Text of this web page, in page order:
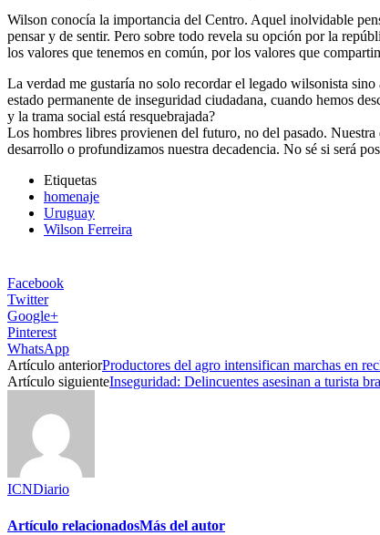
Wilson conocía la importancia del Centro. Aquel inolvidable
pensar y de sentir. Pero sobre todo revela su opción por la
los valores que tenemos en común, por los valores que
La verdad me gustaría no solo recordar el legado wilsonista
estado permanente de inseguridad ciudadana, cuando hemos
y la trama social está resquebrajada?
Los hombres libres provienen del futuro, no del pasado.
desarrollo o profundizamos nuestra decadencia. No sé si será
Etiquetas
homenaje
Uruguay
Wilson Ferreira
Facebook
Twitter
Google+
Pinterest
WhatsApp
Artículo anteriorProductores del agro intensifican marchas en
Artículo siguienteInseguridad: Delincuentes asesinan a turista
ICNDiario
Artículo relacionadosMás del autor